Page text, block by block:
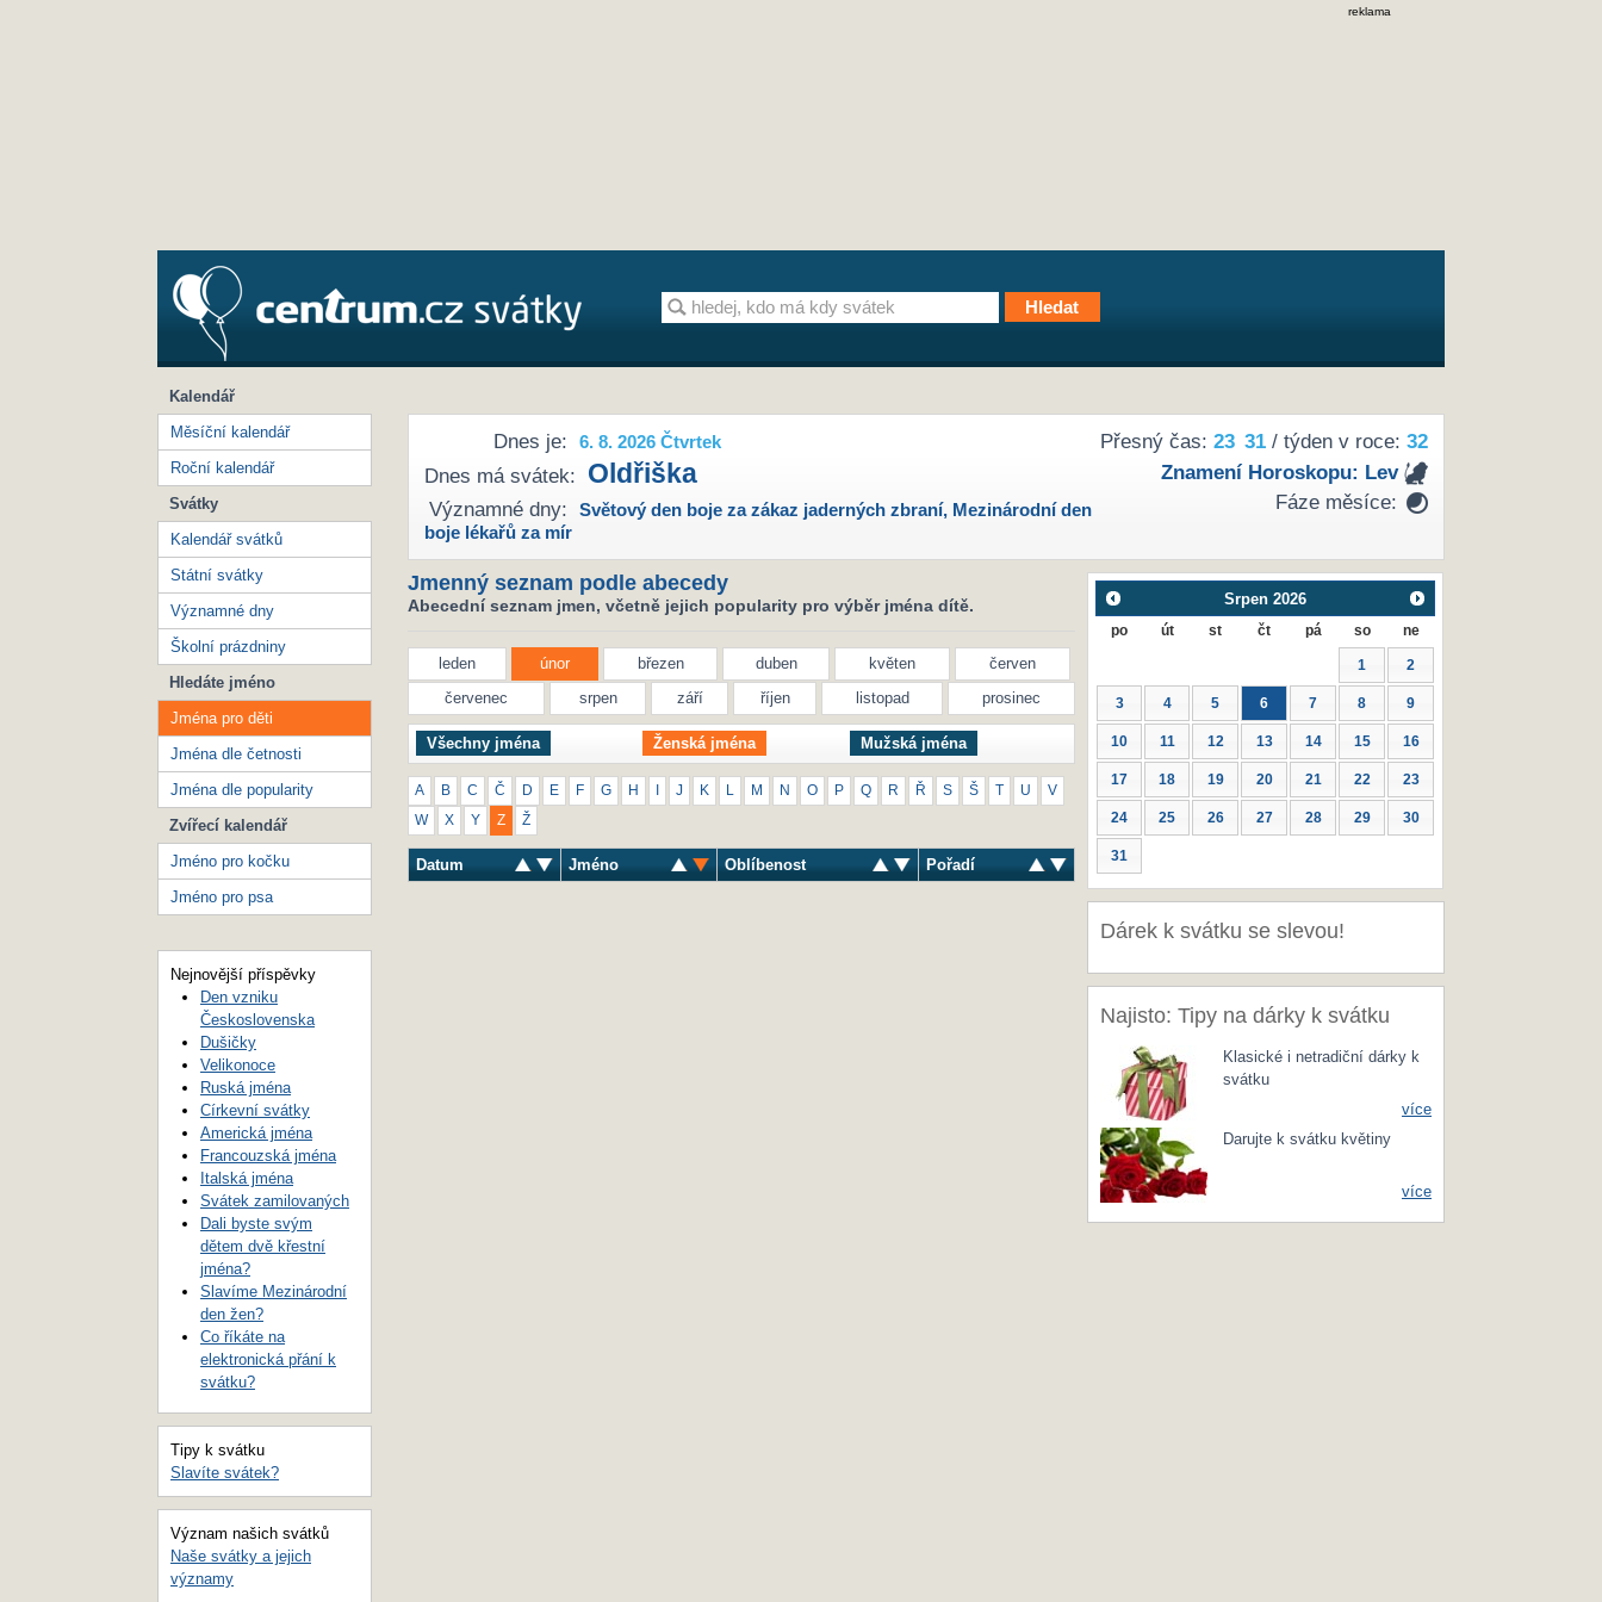
reklama
Přesný čas: 23 31/ týden v roce: 32
Znamení Horoskopu: Lev
Fáze měsíce:
Dnes je: 6. 8. 2026 Čtvrtek
Dnes má svátek: Oldřiška
Významné dny: Světový den boje za zákaz jaderných zbraní, Mezinárodní den
boje lékařů za mír
Jmenný seznam podle abecedy
Abecední seznam jmen, včetně jejich popularity pro výběr jména dítě.
leden únor březen duben květen
červen
červenec
srpen září říjen listopad prosinec
Všechny jména Ženská jména Mužská jména
A B C Č D E F G H J K M N O P Q R Ř S Š T U V
W X Y Z Ž
Datum Jméno Oblíbenost Pořadí
Srpen 2026
po út st čt pá so ne
1 2
3 4 5 6 7 8 9
10 11 12 13 14 15 16
17 18 19 20 21 22 23
24 25 26 27 28 29 30
31
Dárek k svátku se slevou!
Najisto: Tipy na dárky k svátku
Klasické i netradiční dárky k
svátku
více
Darujte k svátku květiny
více
Kalendář
Měsíční kalendář
Roční kalendář
Svátky
Kalendář svátků
Státní svátky
Významné dny
Školní prázdniny
Hledáte jméno
Jména pro děti
Jména dle četnosti
Jména dle popularity
Zvířecí kalendář
Jméno pro kočku
Jméno pro psa
Nejnovější příspěvky
Den vzniku
Československa
Dušičky
Velikonoce
Ruská jména
Církevní svátky
Americká jména
Francouzská jména
Italská jména
Svátek zamilovaných
Dali byste svým
dětem dvě křestní
jména?
Slavíme Mezinárodní
den žen?
Co říkáte na
elektronická přání k
svátku?
Tipy k svátku
Slavíte svátek?
Význam našich svátků
Naše svátky a jejich
významy